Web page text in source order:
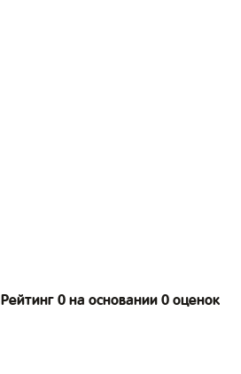
Рейтинг 0 на основании 0 оценок